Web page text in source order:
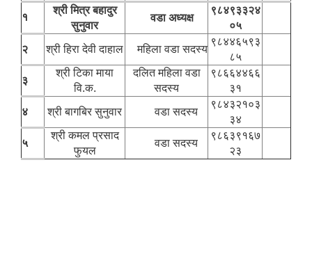
१
श्री ‍मित्र बहादुर
सुनुवार
वडा अध्यक्ष
९८४९३३२४
०५
२
श्री हिरा देवी दाहाल महिला वडा सदस्य
९८४४६५९३
८५
३
श्री टिका माया
वि.क.
दलित महिला वडा
सदस्य
९८६६४४६६
३१
४
श्री बागबिर सुनुवार वडा सदस्य
९८४३२१०३
३४
५
श्री कमल प्रसाद
फुयल
वडा सदस्य
९८६३९१६७
२३